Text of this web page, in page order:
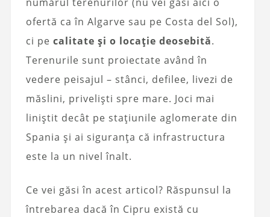
ofertă ca în Algarve sau pe Costa del Sol),
ci pe calitate și o locație deosebită.
Terenurile sunt proiectate având în
vedere peisajul – stânci, defilee, livezi de
măslini, priveliști spre mare. Joci mai
liniștit decât pe stațiunile aglomerate din
Spania și ai siguranța că infrastructura
este la un nivel înalt.
Ce vei găsi în acest articol? Răspunsul la
întrebarea dacă în Cipru există cu